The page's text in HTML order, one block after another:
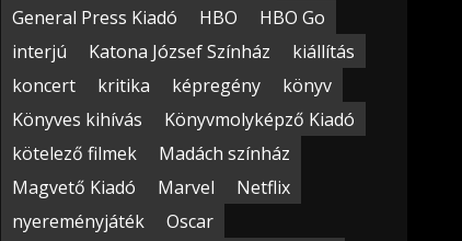
General Press Kiadó
HBO
HBO Go
interjú
Katona József Színház
kiállítás
koncert
kritika képregény
könyv
Könyves kihívás
Könyvmolyképző Kiadó
kötelező filmek
Madách színház
Magvető Kiadó
Marvel
Netflix
nyereményjáték
Oscar